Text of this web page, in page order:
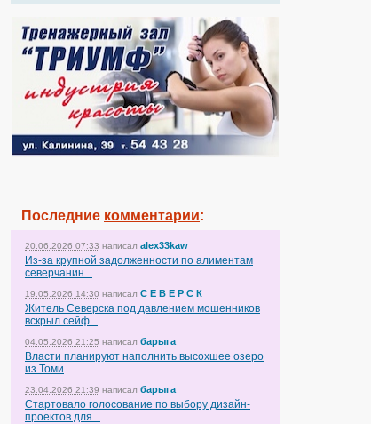
Последние комментарии:
20.06.2026 07:33 написал alex33kaw
Из-за крупной задолженности по алиментам
северчанин...
19.05.2026 14:30 написал С Е В Е Р С К
Житель Северска под давлением мошенников
вскрыл сейф...
04.05.2026 21:25 написал барыга
Власти планируют наполнить высохшее озеро
из Томи
23.04.2026 21:39 написал барыга
Стартовало голосование по выбору дизайн-
проектов для...